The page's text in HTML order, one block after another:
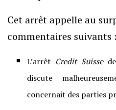
Cet arrêt appelle au
commentaires suivants :
L’arrêt Credit Suissede
discute
concernait des parties